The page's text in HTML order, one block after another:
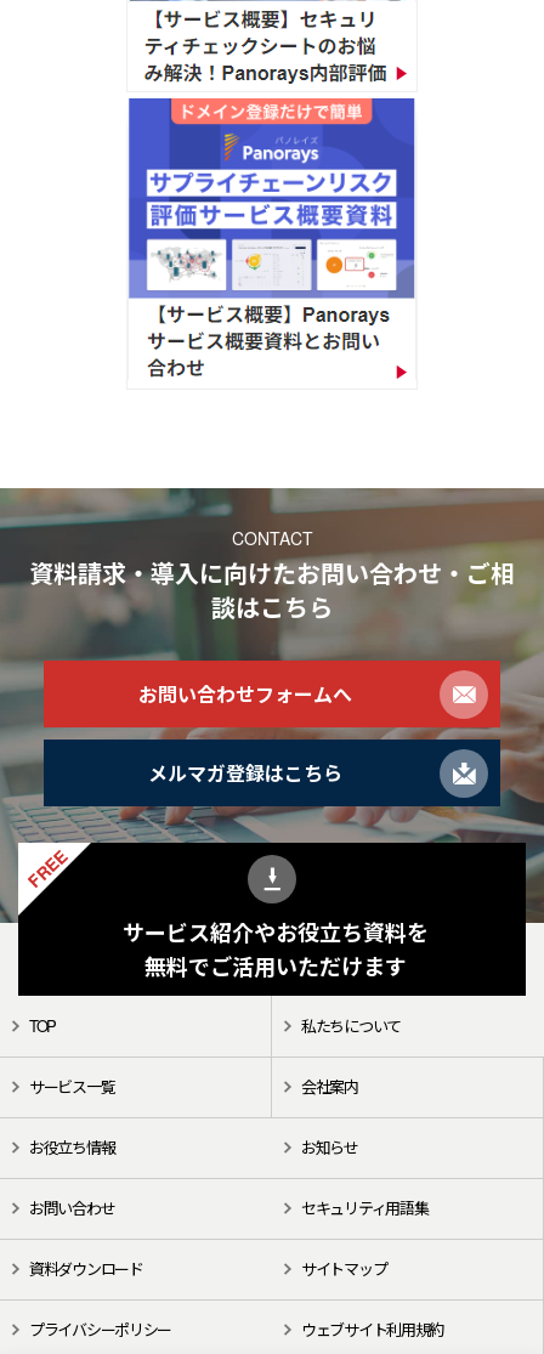
CONTACT
資料請求・導入に向けたお問い合わせ・ご相
談はこちら
お問い合わせフォームへ
メルマガ登録はこちら
FREE
サービス紹介やお役立ち資料を
無料でご活用いただけます
TOP 私たちについて
サービス一覧 会社案内
お役立ち情報 お知らせ
お問い合わせ セキュリティ用語集
資料ダウンロード サイトマップ
プライバシーポリシー ウェブサイト利用規約